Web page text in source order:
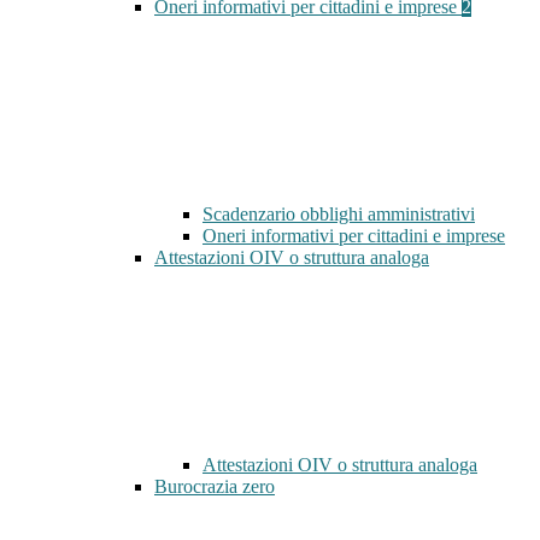
Oneri informativi per cittadini e imprese 2
Scadenzario obblighi amministrativi
Oneri informativi per cittadini e imprese
Attestazioni OIV o struttura analoga
Attestazioni OIV o struttura analoga
Burocrazia zero